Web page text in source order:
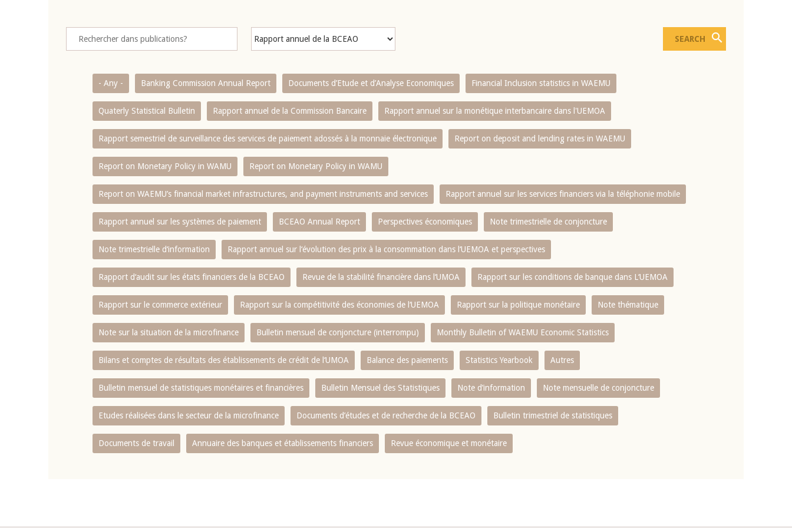
- Any - Banking Commission Annual Report Documents d’Etude et d’Analyse Economiques Financial Inclusion statistics in WAEMU
Quaterly Statistical Bulletin Rapport annuel de la Commission Bancaire Rapport annuel sur la monétique interbancaire dans l'UEMOA
Rapport semestriel de surveillance des services de paiement adossés à la monnaie électronique Report on deposit and lending rates in WAEMU
Report on Monetary Policy in WAMU Report on Monetary Policy in WAMU
Report on WAEMU’s financial market infrastructures, and payment instruments and services Rapport annuel sur les services financiers via la téléphonie mobile
Rapport annuel sur les systèmes de paiement BCEAO Annual Report Perspectives économiques Note trimestrielle de conjoncture
Note trimestrielle d‘information Rapport annuel sur l‘évolution des prix à la consommation dans l‘UEMOA et perspectives
Rapport d‘audit sur les états financiers de la BCEAO Revue de la stabilité financière dans l‘UMOA Rapport sur les conditions de banque dans L‘UEMOA
Rapport sur le commerce extérieur Rapport sur la compétitivité des économies de l‘UEMOA Rapport sur la politique monétaire Note thématique
Note sur la situation de la microfinance Bulletin mensuel de conjoncture (interrompu) Monthly Bulletin of WAEMU Economic Statistics
Bilans et comptes de résultats des établissements de crédit de l‘UMOA Balance des paiements Statistics Yearbook Autres
Bulletin mensuel de statistiques monétaires et financières Bulletin Mensuel des Statistiques Note d’information Note mensuelle de conjoncture
Etudes réalisées dans le secteur de la microfinance Documents d’études et de recherche de la BCEAO Bulletin trimestriel de statistiques
Documents de travail Annuaire des banques et établissements financiers Revue économique et monétaire